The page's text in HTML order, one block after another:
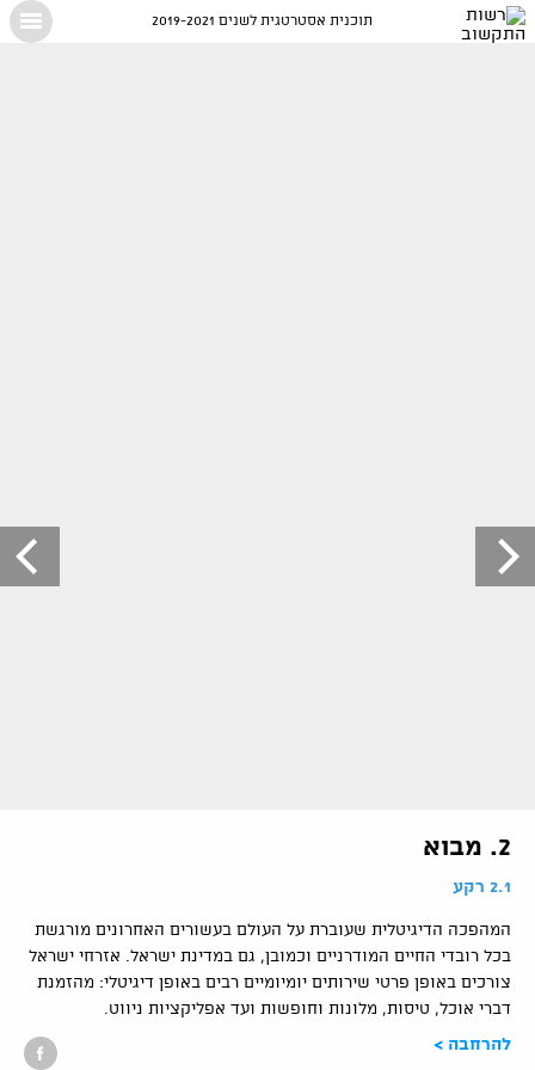
תוכנית אסטרטגית לשנים 2019-2021
2. מבוא
2.1 רקע
המהפכה הדיגיטלית שעוברת על העולם בעשורים האחרונים מורגשת
בכל רובדי החיים המודרניים וכמובן, גם במדינת ישראל. אזרחי ישראל
צורכים באופן פרטי שירותים יומיומיים רבים באופן דיגיטלי: מהזמנת
דברי אוכל, טיסות, מלונות וחופשות ועד אפליקציות ניווט.
להרחבה
X